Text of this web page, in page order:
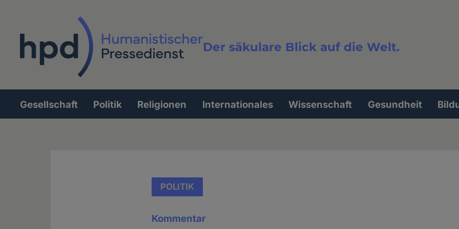
Der säkulare Blick auf die Welt.
Volltextsuche
Hauptnavigation
Gesellschaft Politik Religionen Internationales Wissenschaft Gesundheit
POLITIK
Kommentar